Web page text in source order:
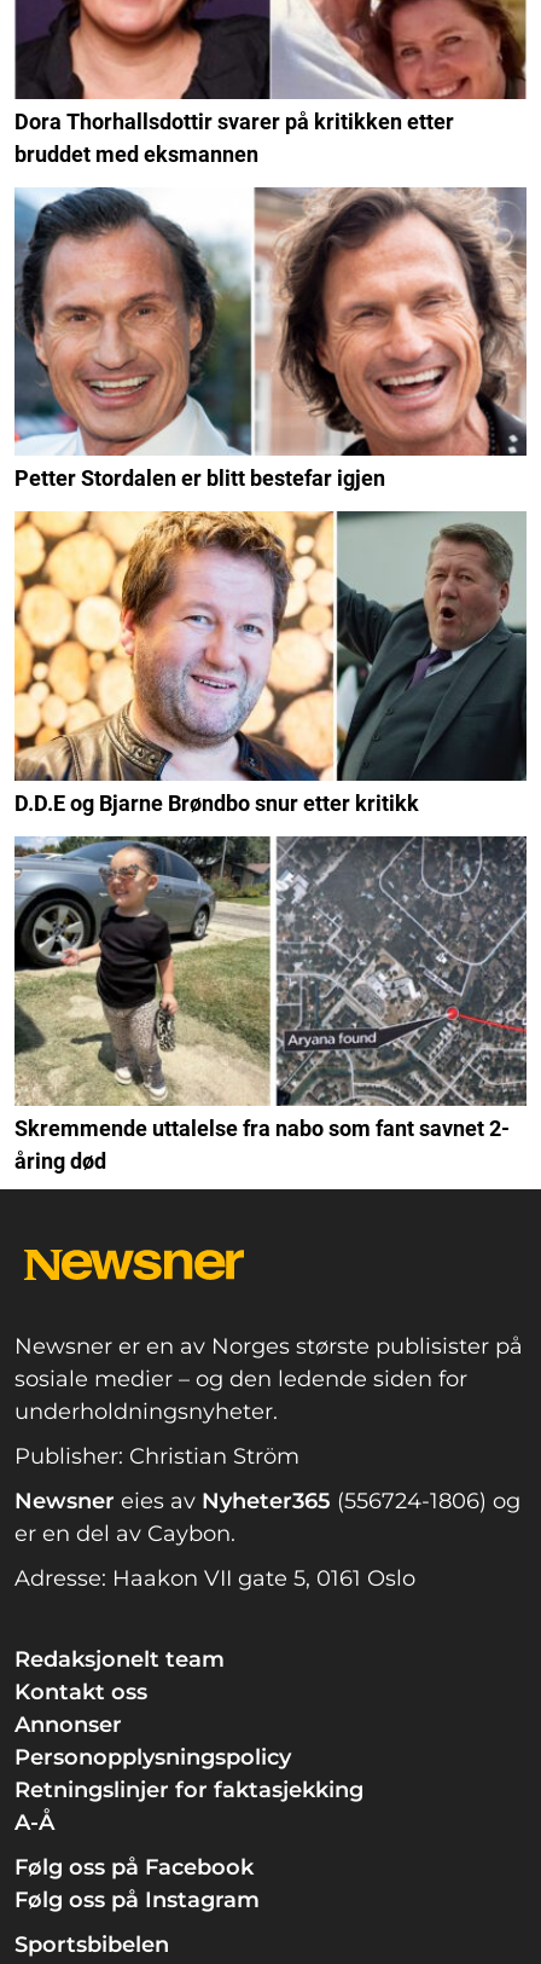
Dora Thorhallsdottir svarer på kritikken etter
bruddet med eksmannen
Petter Stordalen er blitt bestefar igjen
D.D.E og Bjarne Brøndbo snur etter kritikk
Skremmende uttalelse fra nabo som fant savnet 2-
åring død
Newsner er en av Norges største publisister på
sosiale medier – og den ledende siden for
underholdningsnyheter.
Publisher: Christian Ström
Newsner eies av Nyheter365 (556724-1806) og
er en del av Caybon.
Adresse: Haakon VII gate 5, 0161 Oslo
Redaksjonelt team
Kontakt oss
Annonser
Personopplysningspolicy
Retningslinjer for faktasjekking
A-Å
Følg oss på Facebook
Følg oss på Instagram
Sportsbibelen